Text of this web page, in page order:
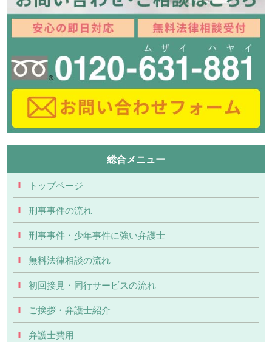
総合メニュー
トップページ
刑事事件の流れ
刑事事件・少年事件に強い弁護士
無料法律相談の流れ
初回接見・同行サービスの流れ
ご挨拶・弁護士紹介
弁護士費用